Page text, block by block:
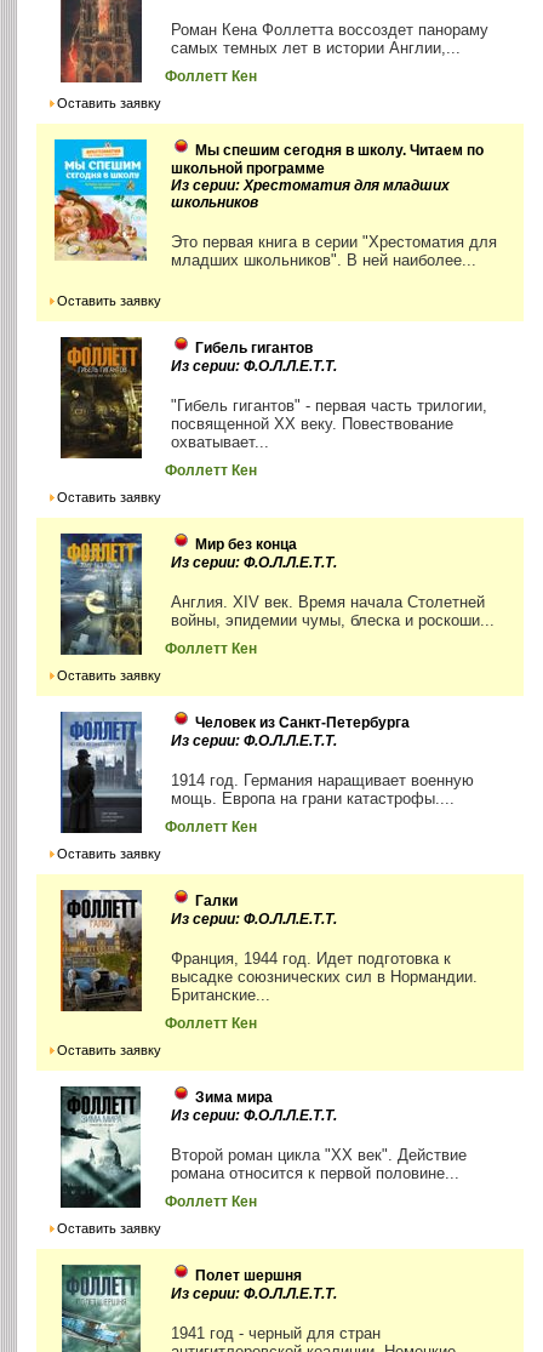
Роман Кена Фоллетта воссоздет панораму
самых темных лет в истории Англии,...
Фоллетт Кен
Оставить заявку
Мы спешим сегодня в школу. Читаем по
школьной программе
Из серии: Хрестоматия для младших
школьников
Это первая книга в серии "Хрестоматия для
младших школьников". В ней наиболее...
Оставить заявку
Гибель гигантов
Из серии: Ф.О.Л.Л.Е.Т.Т.
"Гибель гигантов" - первая часть трилогии,
посвященной ХХ веку. Повествование
охватывает...
Фоллетт Кен
Оставить заявку
Мир без конца
Из серии: Ф.О.Л.Л.Е.Т.Т.
Англия. XIV век. Время начала Столетней
войны, эпидемии чумы, блеска и роскоши...
Фоллетт Кен
Оставить заявку
Человек из Санкт-Петербурга
Из серии: Ф.О.Л.Л.Е.Т.Т.
1914 год. Германия наращивает военную
мощь. Европа на грани катастрофы....
Фоллетт Кен
Оставить заявку
Галки
Из серии: Ф.О.Л.Л.Е.Т.Т.
Франция, 1944 год. Идет подготовка к
высадке союзнических сил в Нормандии.
Британские...
Фоллетт Кен
Оставить заявку
Зима мира
Из серии: Ф.О.Л.Л.Е.Т.Т.
Второй роман цикла "ХХ век". Действие
романа относится к первой половине...
Фоллетт Кен
Оставить заявку
Полет шершня
Из серии: Ф.О.Л.Л.Е.Т.Т.
1941 год - черный для стран